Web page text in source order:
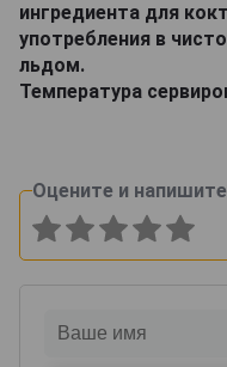
ингредиента для
употребления в
льдом.
Температура
Оцените и